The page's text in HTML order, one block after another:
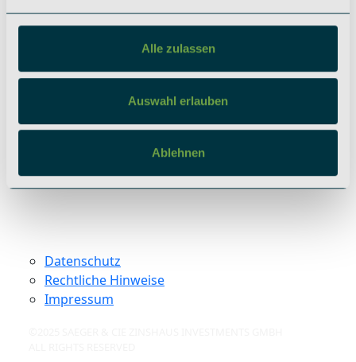
Alle zulassen
Auswahl erlauben
Ablehnen
berlin@saeger-cie.com
LinkedIn
Datenschutz
Rechtliche Hinweise
Impressum